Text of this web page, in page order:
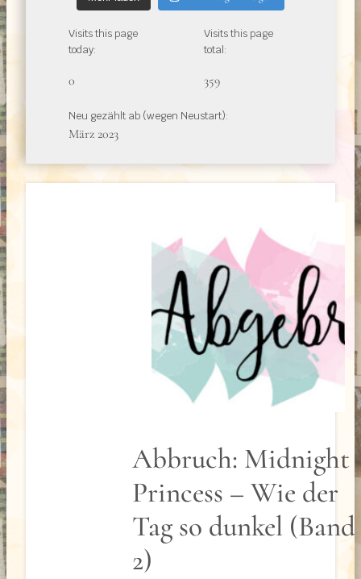
Visits this page
today:
0
Visits this page
total:
359
Neu gezählt ab (wegen Neustart):
März 2023
Abbruch: Midnight
Princess – Wie der
Tag so dunkel (Band
2)